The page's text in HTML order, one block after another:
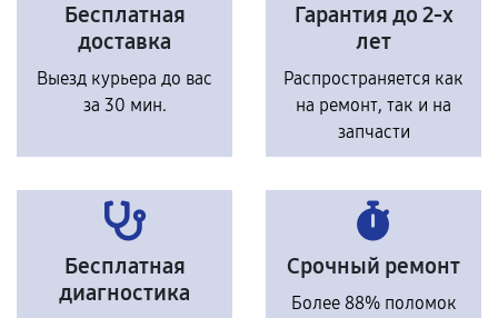
Бесплатная
доставка
Выезд курьера до вас
за 30 мин.
Гарантия до 2-х
лет
Распространяется как
на ремонт, так и на
запчасти
Бесплатная
диагностика
Срочный ремонт
Более 88% поломок